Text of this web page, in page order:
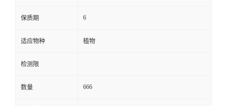
保质期 6
适应物种 植物
检测限
数量 666